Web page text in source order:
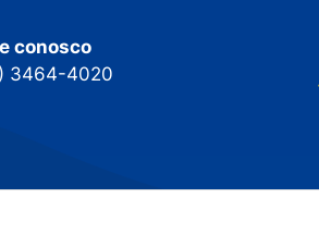
conosco
3464-4020
0001-34 © Nobrak. Todos os direitos